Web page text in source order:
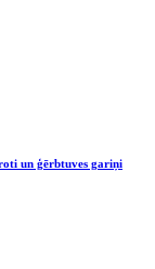
un ģērbtuves gariņi